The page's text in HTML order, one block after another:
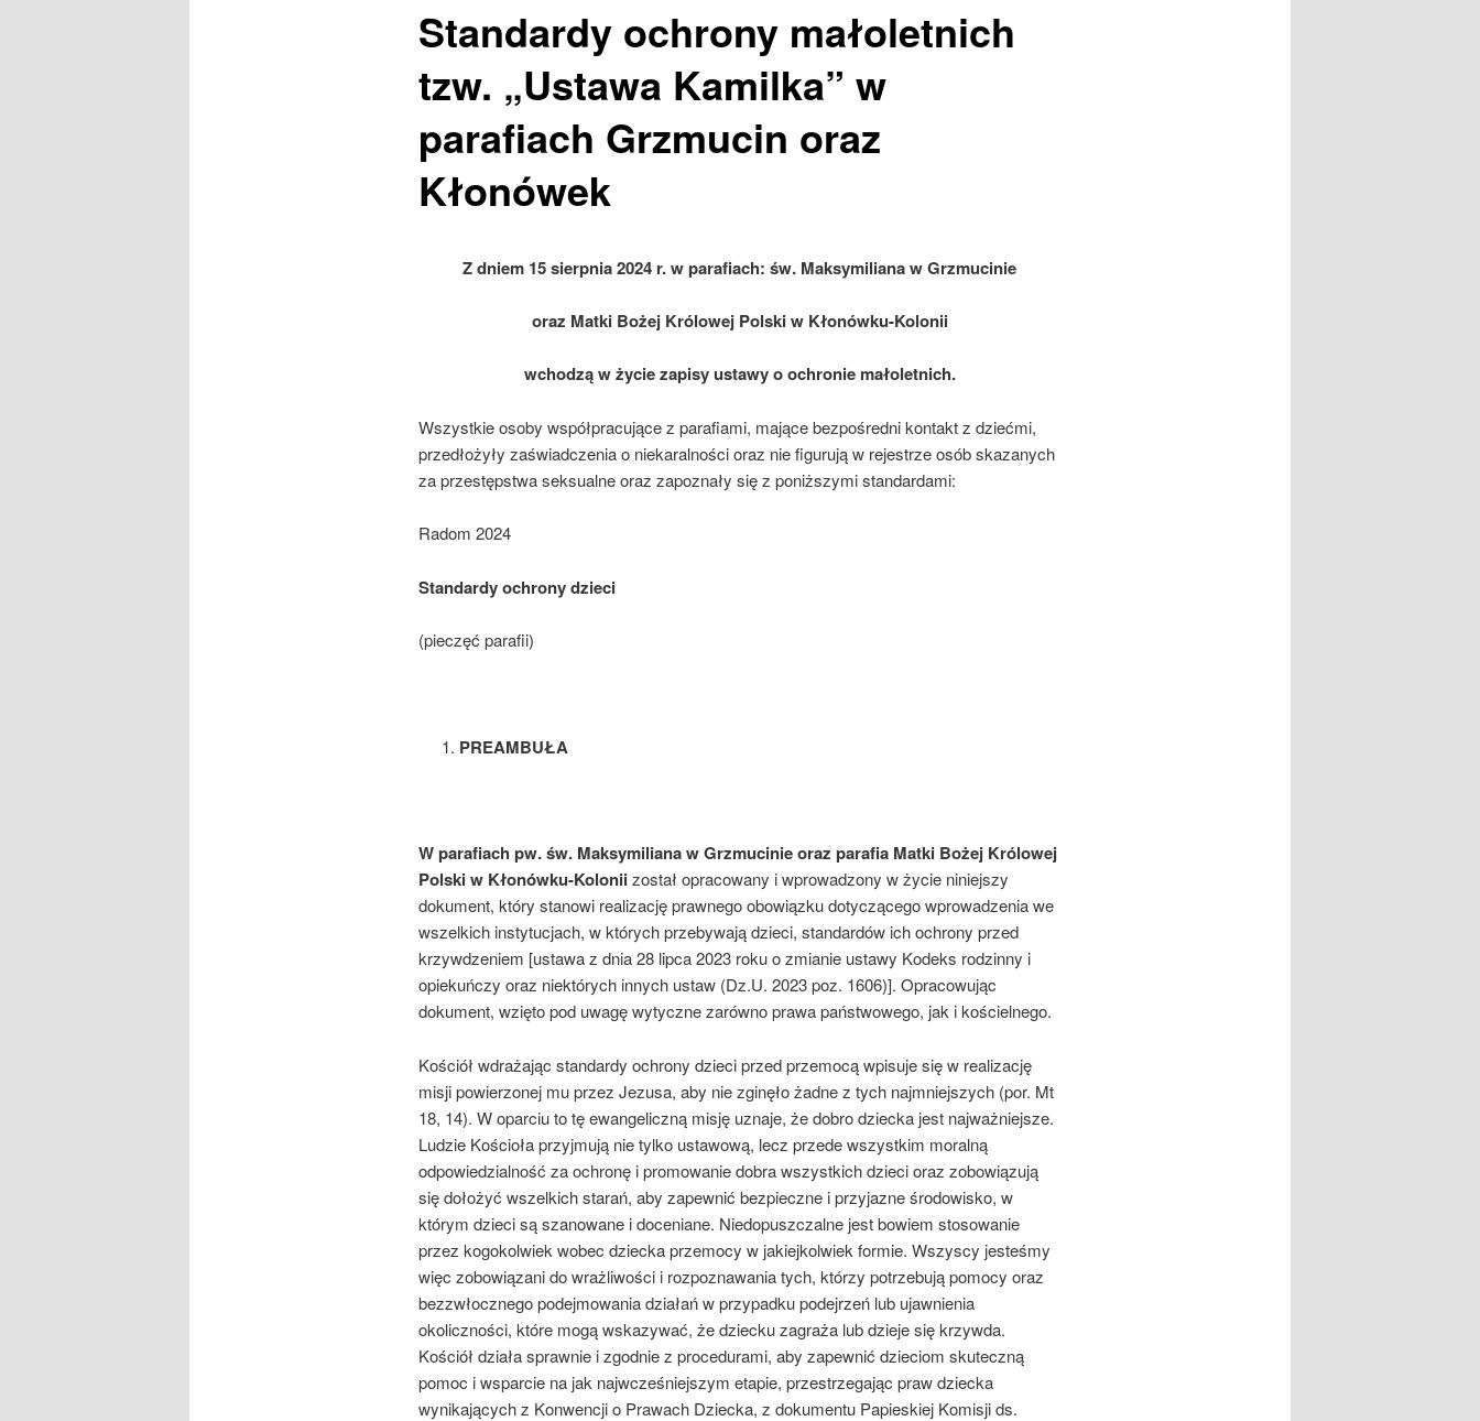
Standardy ochrony małoletnich
tzw. „Ustawa Kamilka” w
parafiach Grzmucin oraz
Kłonówek
Z dniem 15 sierpnia 2024 r. w parafiach: św. Maksymiliana w Grzmucinie
oraz Matki Bożej Królowej Polski w Kłonówku-Kolonii
wchodzą w życie zapisy ustawy o ochronie małoletnich.
Wszystkie osoby współpracujące z parafiami, mające bezpośredni kontakt z dziećmi,
przedłożyły zaświadczenia o niekaralności oraz nie figurują w rejestrze osób skazanych
za przestępstwa seksualne oraz zapoznały się z poniższymi standardami:
Radom 2024
Standardy ochrony dzieci
(pieczęć parafii)
PREAMBUŁA
W parafiach pw. św. Maksymiliana w Grzmucinie oraz parafia Matki Bożej Królowej
Polski w Kłonówku-Koloniizostał opracowany i wprowadzony w życie niniejszy
dokument, który stanowi realizację prawnego obowiązku dotyczącego wprowadze­nia we
wszelkich instytucjach, w których przebywają dzieci, standardów ich ochrony przed
krzywdzeniem [ustawa z dnia 28 lipca 2023 roku o zmianie ustawy Kodeks ro­dzinny i
opiekuńczy oraz niektórych innych ustaw (Dz.U. 2023 poz. 1606)]. Opracowując
dokument, wzięto pod uwagę wytyczne zarówno prawa państwowego, jak i kościelnego.
Kościół wdrażając standardy ochrony dzieci przed przemocą wpisuje się w realizację
misji powierzonej mu przez Jezusa, aby nie zginęło żadne z tych najmniejszych (por. Mt
18, 14). W oparciu to tę ewangeliczną misję uznaje, że dobro dziecka jest najważniejsze.
Ludzie Kościoła przyjmują nie tylko ustawową, lecz przede wszystkim moralną
odpowiedzialność za ochronę i promowanie dobra wszystkich dzieci oraz zobowiązują
się dołożyć wszelkich starań, aby zapewnić bezpieczne i przyjazne środowisko, w
którym dzieci są szanowane i doceniane. Niedopuszczalne jest bowiem stosowanie
przez kogokolwiek wobec dziecka przemocy w jakiejkolwiek formie. Wszyscy jesteśmy
więc zobowiązani do wrażliwości i rozpozna­wania tych, którzy potrzebują pomocy oraz
bezzwłocznego podejmowania działań w przypadku podejrzeń lub ujawnienia
okoliczności, które mogą wskazywać, że dziecku zagraża lub dzieje się krzywda.
Kościół działa sprawnie i zgodnie z procedura­mi, aby zapewnić dzieciom skuteczną
pomoc i wsparcie na jak najwcześniejszym etapie, przestrzegając praw dziecka
wynikających z Konwencji o Prawach Dziecka, z dokumentu Papieskiej Komisji ds.